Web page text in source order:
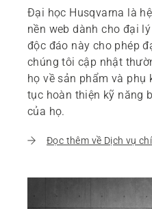
Đại học Husqvarna là
nền web dành cho đại
độc đáo này cho phép
chúng tôi cập nhật
họ về sản phẩm và phụ
tục hoàn thiện kỹ năng
của họ.
Đọc thêm về Dịch vụ